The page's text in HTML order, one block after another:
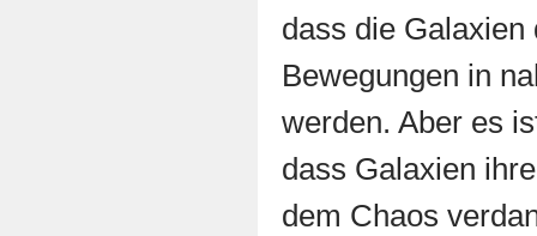
dass die
Bewegungen in
werden. Aber es
dass Galaxien
dem Chaos